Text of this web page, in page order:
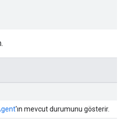
'ın mevcut durumunu gösterir.